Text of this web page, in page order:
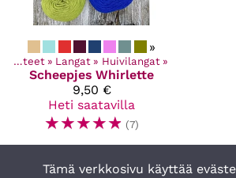
»
Kaikki tuotteet ‪» Langat ‪» Huivilangat ‪»
Scheepjes Whirlette
9,50 €
Heti saatavilla
☆☆☆☆☆ (7)
Tämä verkkosivu käyttää